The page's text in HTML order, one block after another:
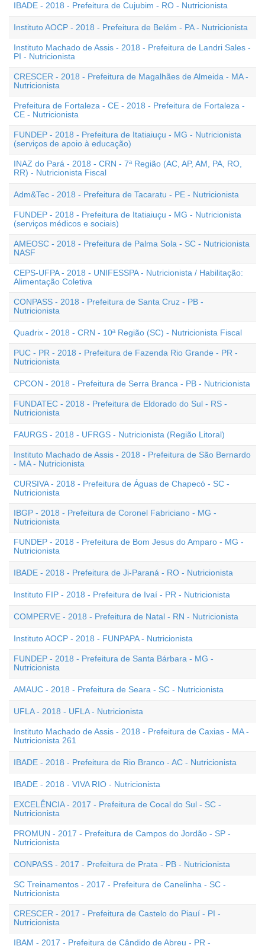
IBADE - 2018 - Prefeitura de Cujubim - RO - Nutricionista
Instituto AOCP - 2018 - Prefeitura de Belém - PA - Nutricionista
Instituto Machado de Assis - 2018 - Prefeitura de Landri Sales -
PI - Nutricionista
CRESCER - 2018 - Prefeitura de Magalhães de Almeida - MA -
Nutricionista
Prefeitura de Fortaleza - CE - 2018 - Prefeitura de Fortaleza -
CE - Nutricionista
FUNDEP - 2018 - Prefeitura de Itatiaiuçu - MG - Nutricionista
(serviços de apoio à educação)
INAZ do Pará - 2018 - CRN - 7ª Região (AC, AP, AM, PA, RO,
RR) - Nutricionista Fiscal
Adm&Tec - 2018 - Prefeitura de Tacaratu - PE - Nutricionista
FUNDEP - 2018 - Prefeitura de Itatiaiuçu - MG - Nutricionista
(serviços médicos e sociais)
AMEOSC - 2018 - Prefeitura de Palma Sola - SC - Nutricionista
NASF
CEPS-UFPA - 2018 - UNIFESSPA - Nutricionista / Habilitação:
Alimentação Coletiva
CONPASS - 2018 - Prefeitura de Santa Cruz - PB -
Nutricionista
Quadrix - 2018 - CRN - 10ª Região (SC) - Nutricionista Fiscal
PUC - PR - 2018 - Prefeitura de Fazenda Rio Grande - PR -
Nutricionista
CPCON - 2018 - Prefeitura de Serra Branca - PB - Nutricionista
FUNDATEC - 2018 - Prefeitura de Eldorado do Sul - RS -
Nutricionista
FAURGS - 2018 - UFRGS - Nutricionista (Região Litoral)
Instituto Machado de Assis - 2018 - Prefeitura de São Bernardo
- MA - Nutricionista
CURSIVA - 2018 - Prefeitura de Águas de Chapecó - SC -
Nutricionista
IBGP - 2018 - Prefeitura de Coronel Fabriciano - MG -
Nutricionista
FUNDEP - 2018 - Prefeitura de Bom Jesus do Amparo - MG -
Nutricionista
IBADE - 2018 - Prefeitura de Ji-Paraná - RO - Nutricionista
Instituto FIP - 2018 - Prefeitura de Ivaí - PR - Nutricionista
COMPERVE - 2018 - Prefeitura de Natal - RN - Nutricionista
Instituto AOCP - 2018 - FUNPAPA - Nutricionista
FUNDEP - 2018 - Prefeitura de Santa Bárbara - MG -
Nutricionista
AMAUC - 2018 - Prefeitura de Seara - SC - Nutricionista
UFLA - 2018 - UFLA - Nutricionista
Instituto Machado de Assis - 2018 - Prefeitura de Caxias - MA -
Nutricionista 261
IBADE - 2018 - Prefeitura de Rio Branco - AC - Nutricionista
IBADE - 2018 - VIVA RIO - Nutricionista
EXCELÊNCIA - 2017 - Prefeitura de Cocal do Sul - SC -
Nutricionista
PROMUN - 2017 - Prefeitura de Campos do Jordão - SP -
Nutricionista
CONPASS - 2017 - Prefeitura de Prata - PB - Nutricionista
SC Treinamentos - 2017 - Prefeitura de Canelinha - SC -
Nutricionista
CRESCER - 2017 - Prefeitura de Castelo do Piauí - PI -
Nutricionista
IBAM - 2017 - Prefeitura de Cândido de Abreu - PR -